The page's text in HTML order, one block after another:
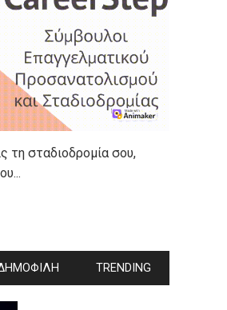
τη σταδιοδρομία σου,
TRENDING